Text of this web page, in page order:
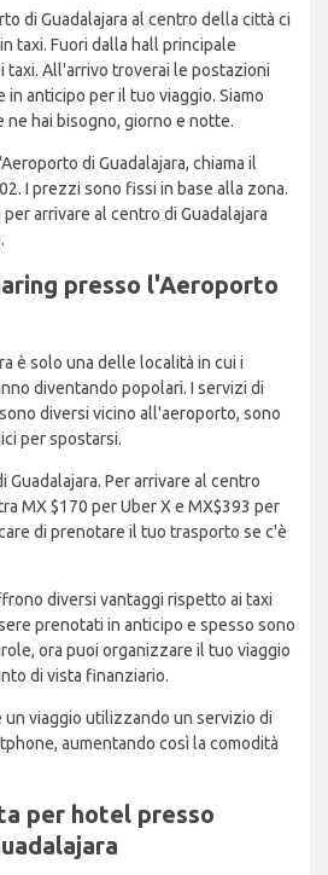
di Guadalajara al centro della città ci
taxi. Fuori dalla hall principale
taxi. All'arrivo troverai le postazioni
in anticipo per il tuo viaggio. Siamo
hai bisogno, giorno e notte.
di Guadalajara, chiama il
I prezzi sono fissi in base alla zona.
arrivare al centro di Guadalajara
presso l'Aeroporto
è solo una delle località in cui i
diventando popolari. I servizi di
diversi vicino all'aeroporto, sono
per spostarsi.
Per arrivare al centro
MX $170 per Uber X e MX$393 per
di prenotare il tuo trasporto se c'è
diversi vantaggi rispetto ai taxi
prenotati in anticipo e spesso sono
ora puoi organizzare il tuo viaggio
di vista finanziario.
viaggio utilizzando un servizio di
aumentando così la comodità
per hotel presso